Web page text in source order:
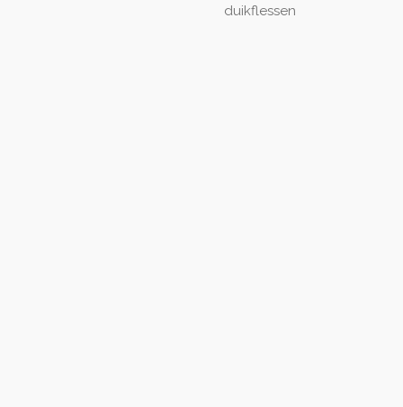
duikflessen